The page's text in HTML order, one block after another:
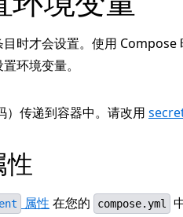
时才会设置。使用 Compose
环境变量。
）传递到容器中。请改用
性
属性 在您的 compose.yml